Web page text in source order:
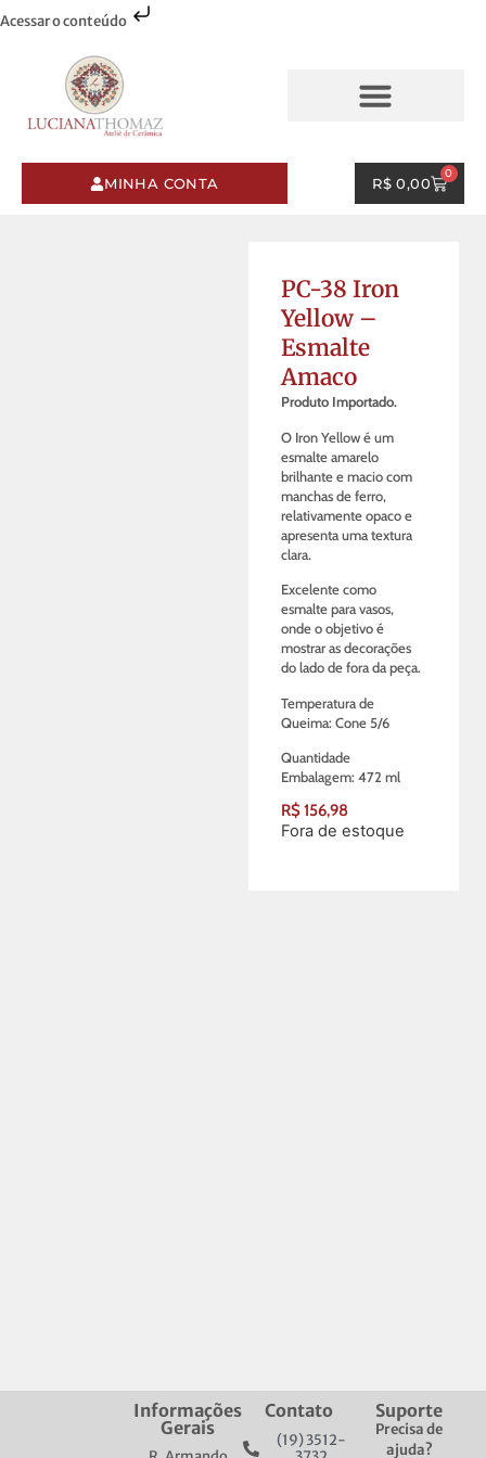
Acessar o conteúdo
MINHA CONTA R$0,00
0
PC-38 Iron
Yellow –
Esmalte
Amaco
Produto Importado.
O Iron Yellow é um
esmalte amarelo
brilhante e macio com
manchas de ferro,
relativamente opaco e
apresenta uma textura
clara.
Excelente como
esmalte para vasos,
onde o objetivo é
mostrar as decorações
do lado de fora da peça.
Temperatura de
Queima: Cone 5/6
Quantidade
Embalagem: 472 ml
R$156,98
Fora de estoque
Informações
Gerais
Contato
(19) 3512-
Suporte
Precisa de
ajuda?